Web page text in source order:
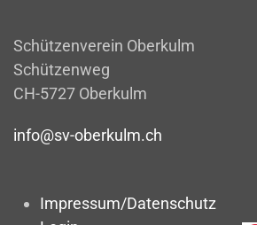
Schützenverein Oberkulm
Schützenweg
CH-5727 Oberkulm
info@sv-oberkulm.ch
Impressum/Datenschutz